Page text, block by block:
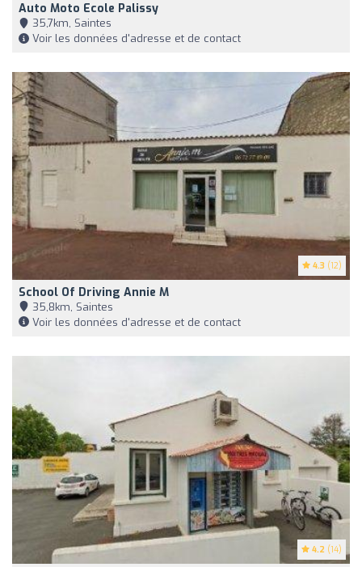
Auto Moto Ecole Palissy
35,7km, Saintes
Voir les données d'adresse et de contact
4.3 (12)
School Of Driving Annie M
35,8km, Saintes
Voir les données d'adresse et de contact
4.2 (14)